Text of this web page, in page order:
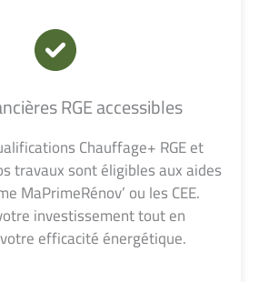
RGE accessibles
Chauffage+ RGE et
travaux sont éligibles aux aides
MaPrimeRénov’ ou les CEE.
investissement tout en
efficacité énergétique.